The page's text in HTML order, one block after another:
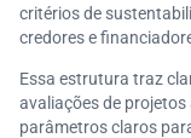
critérios de
credores e
Essa estrutura traz
avaliações de
parâmetros claros